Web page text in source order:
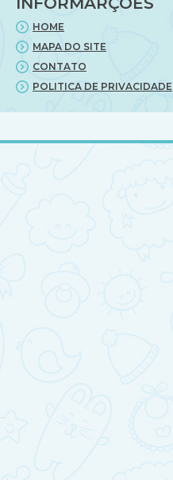
HOME
MAPA DO SITE
CONTATO
POLITICA DE PRIVACIDADE